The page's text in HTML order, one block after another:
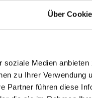
Über
Medien anbieten
zu Ihrer Verwendung
Partner führen diese
VisionAir-